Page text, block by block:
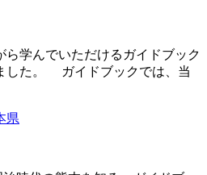
ら学んでいただけるガイドブック
した。 ガイドブックでは、当
県